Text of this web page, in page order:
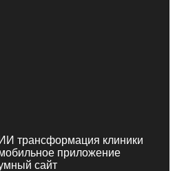
трансформация клиники
приложение
сайт